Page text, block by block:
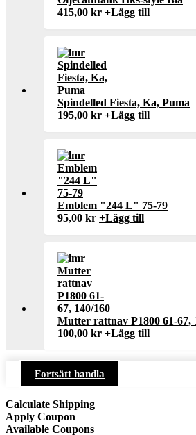
415,00 kr +Lägg till
Spindelled Fiesta, Ka, Puma
195,00 kr +Lägg till
Emblem "244 L" 75-79
95,00 kr +Lägg till
Mutter rattnav P1800 61-67,
100,00 kr +Lägg till
Fortsätt handla
Calculate Shipping
Apply Coupon
Available Coupons